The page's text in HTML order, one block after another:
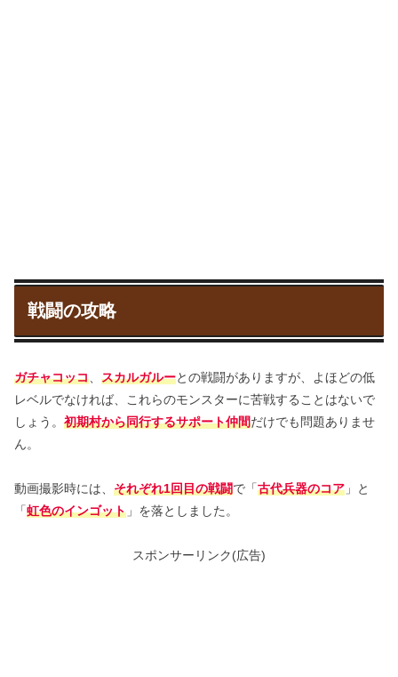
戦闘の攻略
ガチャコッコ スカルガルーとの戦闘がありますが、よほどの低
レベルでなければ、これらのモンスターに苦戦することはないで
しょう。 初期村から同行するサポート仲間だけでも問題ありませ
ん。
動画撮影時には、 それぞれ1回目の戦闘で「古代兵器のコア 」と
「虹色のインゴット 」を落としました。
スポンサーリンク(広告)